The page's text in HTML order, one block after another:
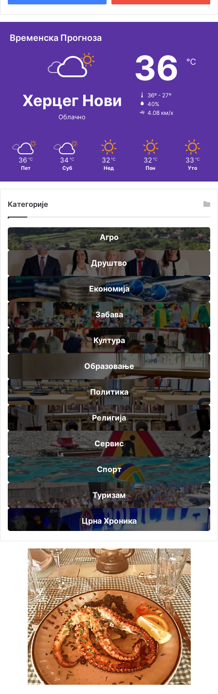
н
тВременска Прогноза
Херцег Нови
Облачно
36 ℃
36º - 27º
40%
4.08 км/х
36 ℃
Пет
34 ℃
Суб
32 ℃
Нед
32 ℃
Пон
33 ℃
Уто
Категорије
Агро
Друштво
Економија
Забава
Култура
Образовање
Политика
Религија
Сервис
Спорт
Туризам
Црна Хроника